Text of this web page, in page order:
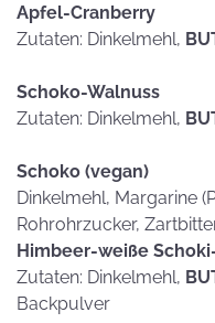
Apfel-Cranberry
Zutaten: Dinkelmehl,
Schoko-Walnuss
Zutaten: Dinkelmehl,
Schoko (vegan)
Dinkelmehl, Margarine
Rohrohrzucker,
Himbeer-weiße
Zutaten: Dinkelmehl,
Backpulver